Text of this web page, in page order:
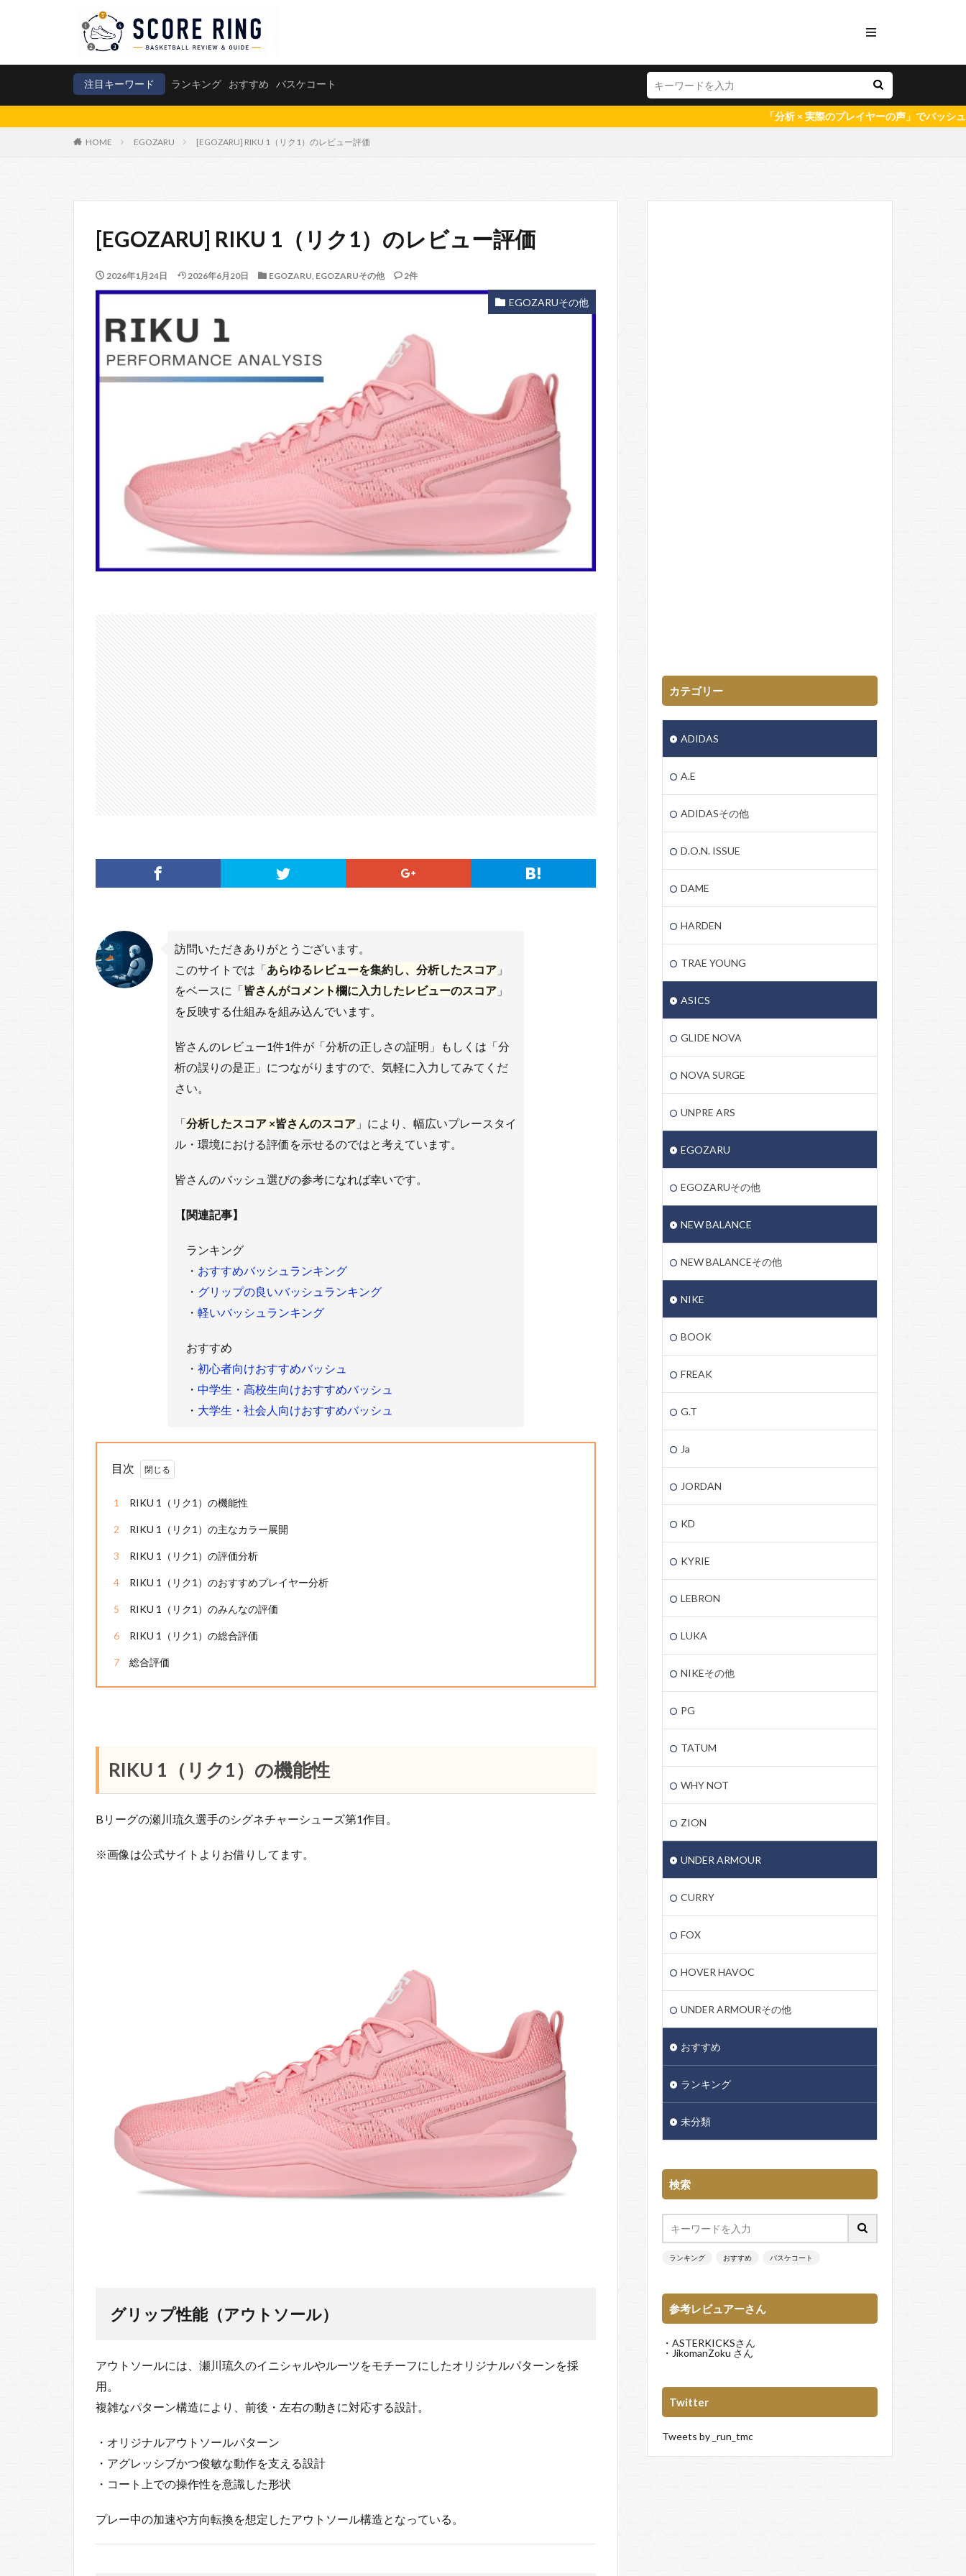
注目キーワード ランキング おすすめ バスケコート
「分析 × 実際のプレイヤーの声」でバッシュの特徴を数値化。バ
HOME EGOZARU [EGOZARU] RIKU 1（リク1）のレビュー評価
[EGOZARU] RIKU 1（リク1）のレビュー評価
2026年1月24日 2026年6月20日 EGOZARU, EGOZARUその他 2件
EGOZARUその他
訪問いただきありがとうございます。
このサイトでは「あらゆるレビューを集約し、分析したスコア 」
をベースに「皆さんがコメント欄に入力したレビューのスコア 」
を反映する仕組みを組み込んでいます。
皆さんのレビュー1件1件が「分析の正しさの証明」もしくは「分
析の誤りの是正」につながりますので、気軽に入力してみてくだ
さい。
「分析したスコア ×皆さんのスコア 」により、幅広いプレースタイ
ル・環境における評価を示せるのではと考えています。
皆さんのバッシュ選びの参考になれば幸いです。
【関連記事】
ランキング
・ おすすめバッシュランキング
・ グリップの良いバッシュランキング
・ 軽いバッシュランキング
おすすめ
・ 初心者向けおすすめバッシュ
・ 中学生・高校生向けおすすめバッシュ
・ 大学生・社会人向けおすすめバッシュ
目次
1 RIKU 1（リク1）の機能性
2 RIKU 1（リク1）の主なカラー展開
3 RIKU 1（リク1）の評価分析
4 RIKU 1（リク1）のおすすめプレイヤー分析
5 RIKU 1（リク1）のみんなの評価
6 RIKU 1（リク1）の総合評価
7 総合評価
RIKU 1（リク1）の機能性
Bリーグの瀬川琉久選手のシグネチャーシューズ第1作目。
※画像は公式サイトよりお借りしてます。
グリップ性能（アウトソール）
アウトソールには、瀬川琉久のイニシャルやルーツをモチーフにしたオリジナルパターンを採
用。
複雑なパターン構造により、前後・左右の動きに対応する設計。
・オリジナルアウトソールパターン
・アグレッシブかつ俊敏な動作を支える設計
・コート上での操作性を意識した形状
プレー中の加速や方向転換を想定したアウトソール構造となっている。
カテゴリー
ADIDAS
A.E
ADIDASその他
D.O.N. ISSUE
DAME
HARDEN
TRAE YOUNG
ASICS
GLIDE NOVA
NOVA SURGE
UNPRE ARS
EGOZARU
EGOZARUその他
NEW BALANCE
NEW BALANCEその他
NIKE
BOOK
FREAK
G.T
Ja
JORDAN
KD
KYRIE
LEBRON
LUKA
NIKEその他
PG
TATUM
WHY NOT
ZION
UNDER ARMOUR
CURRY
FOX
HOVER HAVOC
UNDER ARMOURその他
おすすめ
ランキング
未分類
検索
ランキング おすすめ バスケコート
参考レビュアーさん
・ ASTERKICKSさん
・ JikomanZoku さん
Twitter
Tweets by _run_tmc